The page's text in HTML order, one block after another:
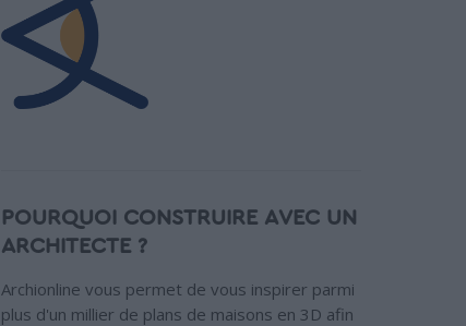
POURQUOI CONSTRUIRE AVEC UN
ARCHITECTE ?
Archionline vous permet de vous inspirer parmi
plus d'un millier de plans de maisons en 3D afin